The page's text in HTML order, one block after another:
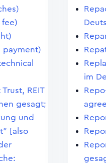
payment)
REIT
gesagt;
und
[also
im